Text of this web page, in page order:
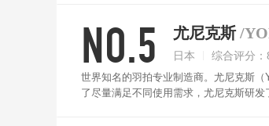
NO.5 尤尼克斯 /
日本 综合评分：
世界知名的羽拍专业制造商。尤尼克斯
了尽量满足不同使用需求，尤尼克斯研